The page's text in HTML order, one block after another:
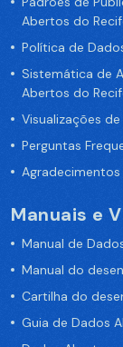
Abertos do
Política de
Sistemática de
Abertos do
Visualizações
Perguntas
Agradecimentos
Manuais e
Manual de
Manual do
Cartilha do
Guia de Dados